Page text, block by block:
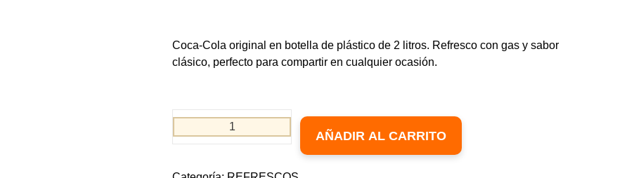
Coca-Cola original en botella de plástico de 2 litros. Refresco con gas y sabor
clásico, perfecto para compartir en cualquier ocasión.
AÑADIR AL CARRITO